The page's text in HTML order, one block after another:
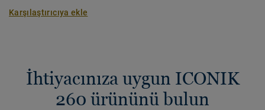
Karşılaştırıcıya ekle
İhtiyacınıza uygun ICONIK
260 ürününü bulun